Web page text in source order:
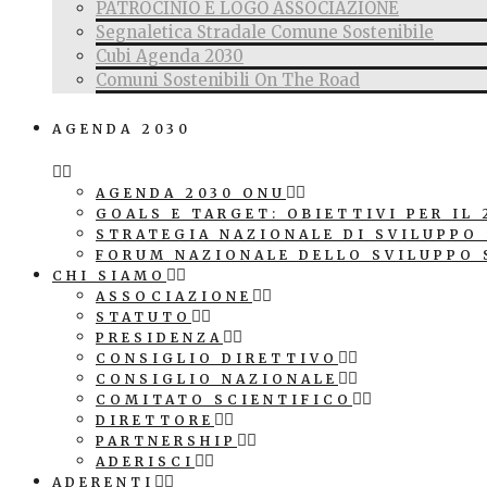
PATROCINIO E LOGO ASSOCIAZIONE
Segnaletica Stradale Comune Sostenibile
Cubi Agenda 2030
Comuni Sostenibili On The Road
AGENDA 2030
AGENDA 2030 ONU
GOALS E TARGET: OBIETTIVI PER IL
STRATEGIA NAZIONALE DI SVILUPPO
FORUM NAZIONALE DELLO SVILUPPO
CHI SIAMO
ASSOCIAZIONE
STATUTO
PRESIDENZA
CONSIGLIO DIRETTIVO
CONSIGLIO NAZIONALE
COMITATO SCIENTIFICO
DIRETTORE
PARTNERSHIP
ADERISCI
ADERENTI